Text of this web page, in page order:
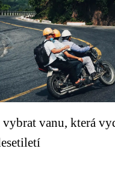
vybrat vanu, která